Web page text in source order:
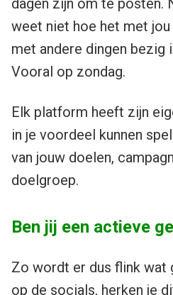
dagen zijn om te posten.
weet niet hoe het met
met andere dingen bezig
Vooral op zondag.
Elk platform heeft zijn
in je voordeel kunnen
van jouw doelen,
doelgroep.
Ben jij een actieve
Zo wordt er dus flink
op de socials, herken je